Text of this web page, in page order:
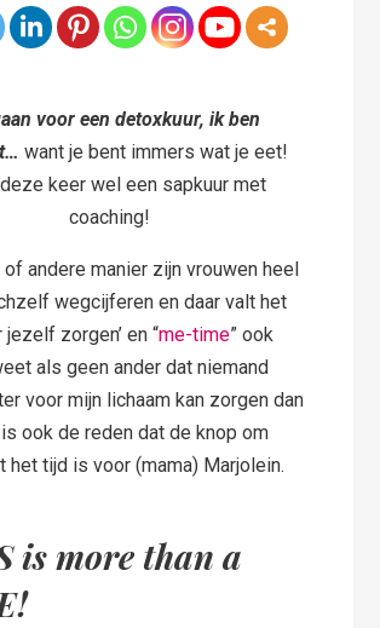
voor een detoxkuur, ik ben
want je bent immers wat je eet!
keer wel een sapkuur met
coaching!
of andere manier zijn vrouwen heel
wegcijferen en daar valt het
jezelf zorgen’ en “me-time” ook
als geen ander dat niemand
voor mijn lichaam kan zorgen dan
ook de reden dat de knop om
het tijd is voor (mama) Marjolein.
is more than a